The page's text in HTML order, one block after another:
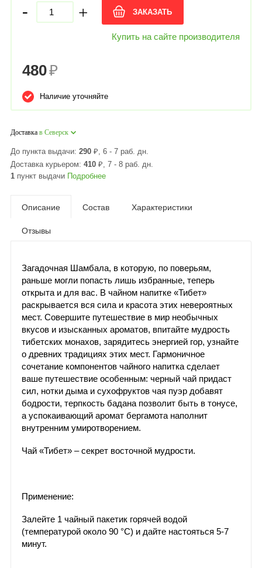
- + ЗАКАЗАТЬ
Купить на сайте производителя
480₽
Наличие уточняйте
Доставка в Северск
До пункта выдачи: 290 ₽, 6 - 7 раб. дн.
Доставка курьером: 410 ₽, 7 - 8 раб. дн.
1 пункт выдачи Подробнее
Описание Состав Характеристики
Отзывы
Загадочная Шамбала, в которую, по поверьям,
раньше могли попасть лишь избранные, теперь
открыта и для вас. В чайном напитке «Тибет»
раскрывается вся сила и красота этих невероятных
мест. Совершите путешествие в мир необычных
вкусов и изысканных ароматов, впитайте мудрость
тибетских монахов, зарядитесь энергией гор, узнайте
о древних традициях этих мест. Гармоничное
сочетание компонентов чайного напитка сделает
ваше путешествие особенным: черный чай придаст
сил, нотки дыма и сухофруктов чая пуэр добавят
бодрости, терпкость бадана позволит быть в тонусе,
а успокаивающий аромат бергамота наполнит
внутренним умиротворением.
Чай «Тибет» – секрет восточной мудрости.
Применение:
Залейте 1 чайный пакетик горячей водой
(температурой около 90 °C) и дайте настояться 5-7
минут.